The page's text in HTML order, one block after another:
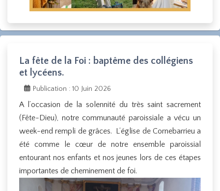
La fête de la Foi : baptême des collégiens
et lycéens.
Publication : 10 Juin 2026
A l’occasion de la solennité du très saint sacrement
(Fête-Dieu), notre communauté paroissiale a vécu un
week-end rempli de grâces. L’église de Cornebarrieu a
été comme le cœur de notre ensemble paroissial
entourant nos enfants et nos jeunes lors de ces étapes
importantes de cheminement de foi.